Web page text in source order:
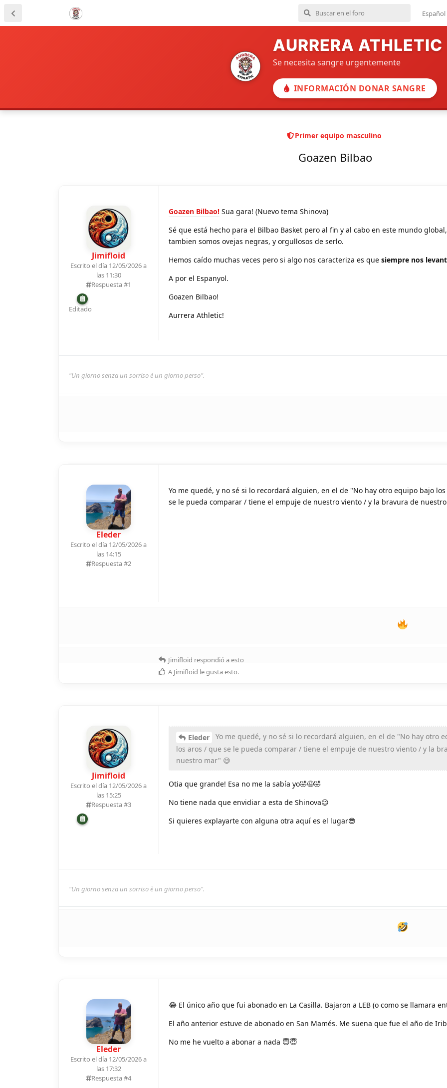
Español
AURRERA ATHLETIC
Se necesita sangre urgentemente
INFORMACIÓN DONAR SANGRE
Primer equipo masculino
Goazen Bilbao
Jimifloid
Escrito el día 12/05/2026 a
las 11:30
Respuesta #1
Editado
Goazen Bilbao! Sua gara! (Nuevo tema Shinova)
Sé que está hecho para el Bilbao Basket pero al fin y al cabo en este mundo
tambien somos ovejas negras, y orgullosos de serlo.
Hemos caído muchas veces pero si algo nos caracteriza es que siempre nos
A por el Espanyol.
Goazen Bilbao!
Aurrera Athletic!
"Un giorno senza un sorriso è un giorno perso".
Eleder
Escrito el día 12/05/2026 a
las 14:15
Respuesta #2
Yo me quedé, y no sé si lo recordará alguien, en el de "No hay otro equipo bajo
se le pueda comparar / tiene el empuje de nuestro viento / y la bravura de
Jimifloid respondió a esto
A Jimifloid le gusta esto.
Jimifloid
Escrito el día 12/05/2026 a
las 15:25
Respuesta #3
Eleder
Yo me quedé, y no sé si lo recordará alguien, en el de "No hay otro
los aros / que se le pueda comparar / tiene el empuje de nuestro viento / y la
nuestro mar" 😅
Otia que grande! Esa no me la sabía yo🤣😉🤣
No tiene nada que envidiar a esta de Shinova😉
Si quieres explayarte con alguna otra aquí es el lugar😎
"Un giorno senza un sorriso è un giorno perso".
Eleder
Escrito el día 12/05/2026 a
las 17:32
Respuesta #4
😂 El único año que fui abonado en La Casilla. Bajaron a LEB (o como se llamara
El año anterior estuve de abonado en San Mamés. Me suena que fue el año de
No me he vuelto a abonar a nada 😇😇